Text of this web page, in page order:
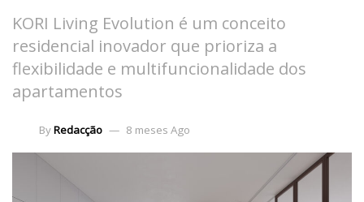
KORI Living Evolution é um conceito
residencial inovador que prioriza a
flexibilidade e multifuncionalidade dos
apartamentos
ByRedacção 8 meses Ago